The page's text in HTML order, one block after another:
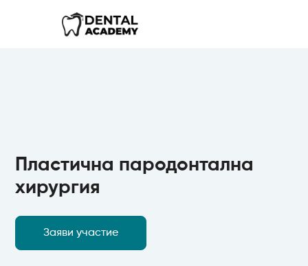
Пластична пародонтална
хирургия
Заяви участие